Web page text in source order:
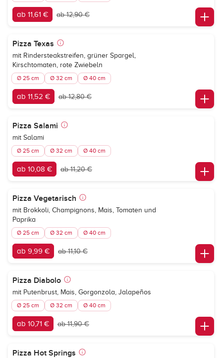
ab 11,61 € ab 12,90 €
Pizza Texas
mit Rindersteakstreifen, grüner Spargel,
Kirschtomaten, rote Zwiebeln
Ø 25 cm Ø 32 cm Ø 40 cm
ab 11,52 € ab 12,80 €
Pizza Salami
mit Salami
Ø 25 cm Ø 32 cm Ø 40 cm
ab 10,08 € ab 11,20 €
Pizza Vegetarisch
mit Brokkoli, Champignons, Mais, Tomaten und
Paprika
Ø 25 cm Ø 32 cm Ø 40 cm
ab 9,99 € ab 11,10 €
Pizza Diabolo
mit Putenbrust, Mais, Gorgonzola, Jalapeños
Ø 25 cm Ø 32 cm Ø 40 cm
ab 10,71 € ab 11,90 €
Pizza Hot Springs